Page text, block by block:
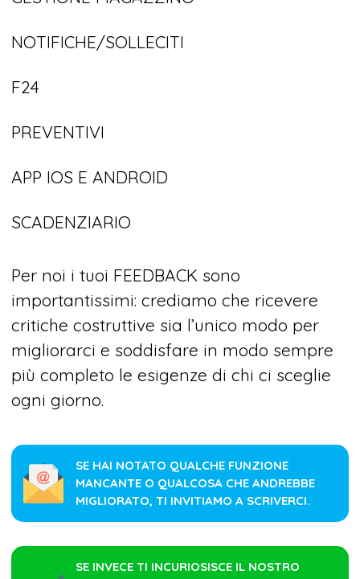
NOTIFICHE/SOLLECITI
F24
PREVENTIVI
APP IOS E ANDROID
SCADENZIARIO
Per noi i tuoi FEEDBACK sono
importantissimi: crediamo che ricevere
critiche costruttive sia l’unico modo per
migliorarci e soddisfare in modo sempre
più completo le esigenze di chi ci sceglie
ogni giorno.
SE HAI NOTATO QUALCHE FUNZIONE
MANCANTE O QUALCOSA CHE ANDREBBE
MIGLIORATO, TI INVITIAMO A SCRIVERCI.
SE INVECE TI INCURIOSISCE IL NOSTRO